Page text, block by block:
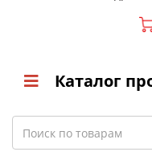
Каталог
Search